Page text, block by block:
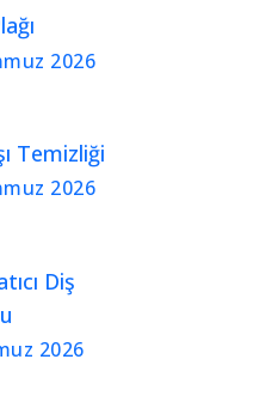
2026
Temizliği
2026
Diş
2026